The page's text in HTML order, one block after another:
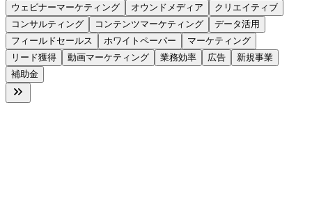
ウェビナーマーケティング
オウンドメディア
クリエイティブ
コンサルティング
コンテンツマーケティング
データ活用
フィールドセールス
ホワイトペーパー
マーケティング
リード獲得
動画マーケティング 業務効率 広告
新規事業
補助金